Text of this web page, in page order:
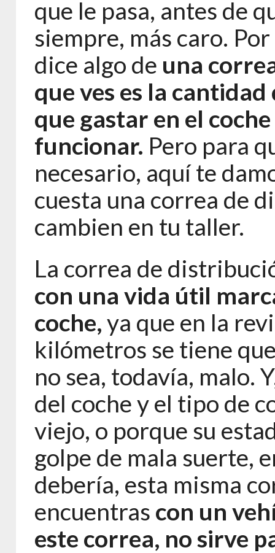
que le pasa, antes de
siempre, más caro.
dice algo de una
que ves es la
que gastar en el
funcionar. Pero para
necesario, aquí te
cuesta una correa de
cambien en tu taller.
La correa de
con una vida útil
coche,ya que en la
kilómetros se tiene
no sea, todavía, malo.
del coche y el tipo de
viejo, o porque su
golpe de mala suerte,
debería, esta misma
encuentras con un
este correa, no sirve